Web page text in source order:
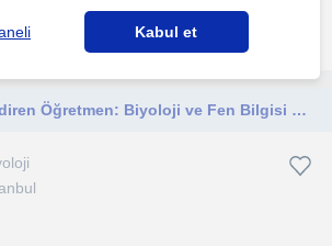
Ücretsiz iletişime geç
Fen Bilimlerini Sevdiren Öğretmen: Biyoloji ve Fen Bilgisi Özel Ders
Kabul et